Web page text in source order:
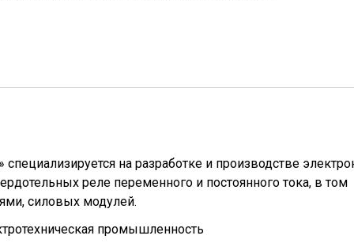
на разработке и производстве
реле переменного и постоянного тока, в том
силовых модулей.
промышленность